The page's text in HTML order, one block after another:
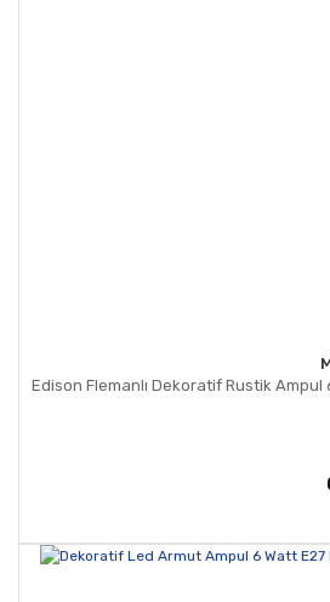
Edison Flemanlı Dekoratif Rustik Ampul